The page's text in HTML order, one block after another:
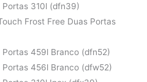
Portas 310l (dfn39)
Frost Free Duas Portas
459l Branco (dfn52)
Portas 456l Branco (dfw52)